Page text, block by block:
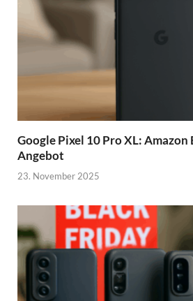
Google Pixel 10 Pro XL: Amazon
Angebot
23. November 2025